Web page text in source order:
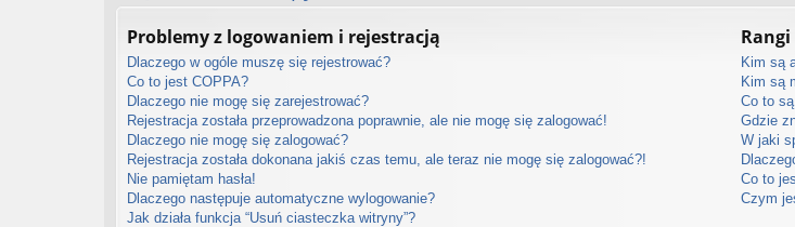
Problemy z logowaniem i rejestracją
Dlaczego w ogóle muszę się rejestrować?
Co to jest COPPA?
Dlaczego nie mogę się zarejestrować?
Rejestracja została przeprowadzona poprawnie, ale nie mogę się zalogować!
Dlaczego nie mogę się zalogować?
Rejestracja została dokonana jakiś czas temu, ale teraz nie mogę się zalogować?!
Nie pamiętam hasła!
Dlaczego następuje automatyczne wylogowanie?
Jak działa funkcja “Usuń ciasteczka witryny”?
Kim są
Kim są
Co to
Gdzie
W jaki
Co to
Czym